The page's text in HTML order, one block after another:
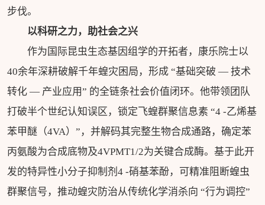
步伐。
以科研之力，助社会之兴
作为国际昆虫生态基因组学的开拓者，康乐院士以
40余年深耕破解千年蝗灾困局，形成 “基础突破 — 技术
转化 — 产业应用” 的全链条社会价值闭环。他带领团队
打破半个世纪认知误区，锁定飞蝗群聚信息素 “4 -乙烯基
苯甲醚（4VA）”，并解码其完整生物合成通路，确定苯
丙氨酸为合成底物及4VPMT1/2为关键合成酶。基于此开
发的特异性小分子抑制剂4 -硝基苯酚，可精准阻断蝗虫
群聚信号，推动蝗灾防治从传统化学消杀向 “行为调控”